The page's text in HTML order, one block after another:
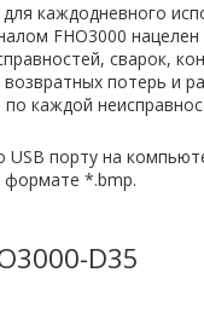
каждодневного
FHO3000
сварок,
потерь и
каждой
USB порту на
*.bmp.
D35